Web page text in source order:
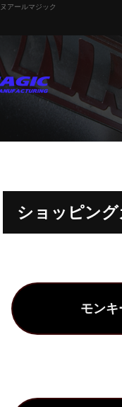
アールマジック
ショッピン
モンキ